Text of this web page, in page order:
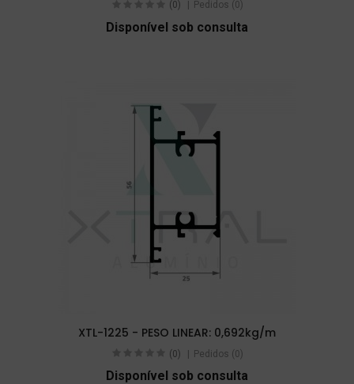
(0) Pedidos (0)
Disponível sob consulta
XTL-1225 - PESO LINEAR: 0,692kg/m
(0) Pedidos (0)
Disponível sob consulta